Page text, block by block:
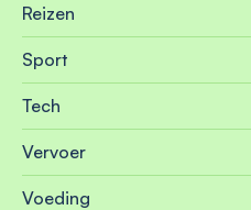
Reizen
Sport
Tech
Vervoer
Voeding